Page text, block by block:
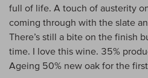
full of life. A touch of austerity
coming through with the slate
There’s still a bite on the finish
time. I love this wine. 35%
Ageing 50% new oak for the